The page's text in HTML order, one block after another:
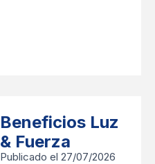
Beneficios Luz
& Fuerza
Publicado el 27/07/2026